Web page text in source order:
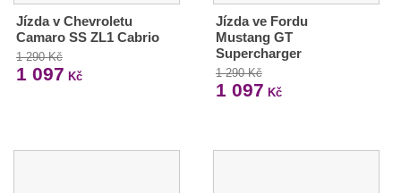
Jízda v Chevroletu
Camaro SS ZL1 Cabrio
1 290 Kč
1 097 Kč
Jízda ve Fordu
Mustang GT
Supercharger
1 290 Kč
1 097 Kč